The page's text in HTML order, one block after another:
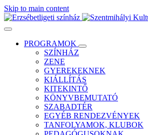
Skip to main content
PROGRAMOK
SZÍNHÁZ
ZENE
GYEREKEKNEK
KIÁLLÍTÁS
KITEKINTŐ
KÖNYVBEMUTATÓ
SZABADTÉR
EGYÉB RENDEZVÉNYEK
TANFOLYAMOK, KLUBOK